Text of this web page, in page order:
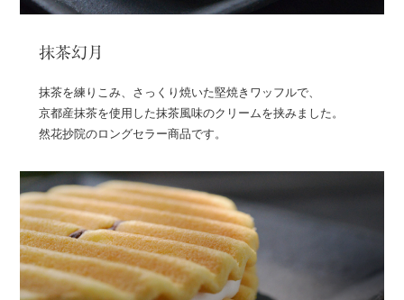
抹茶幻月
抹茶を練りこみ、さっくり焼いた堅焼きワッフルで、
京都産抹茶を使用した抹茶風味のクリームを挟みました。
然花抄院のロングセラー商品です。